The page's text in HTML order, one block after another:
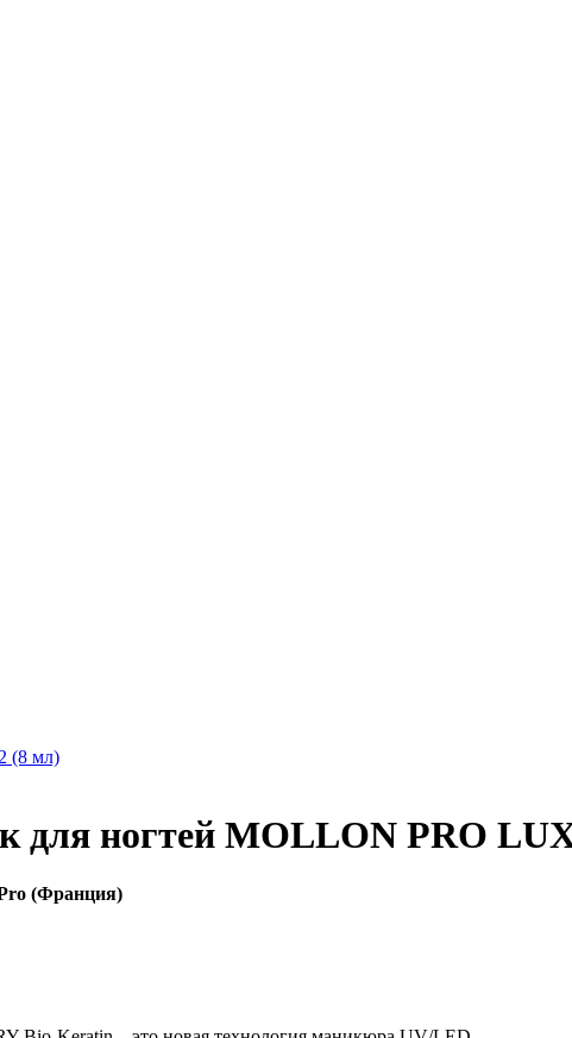
(8 мл)
для ногтей MOLLON PRO
(Франция)